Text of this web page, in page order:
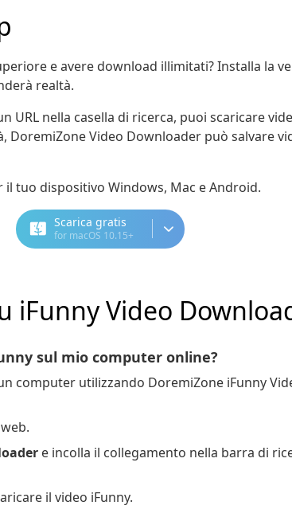
e avere download illimitati? Installa la
realtà.
URL nella casella di ricerca, puoi scaricare
DoremiZone Video Downloader può salvare
tuo dispositivo Windows, Mac e Android.
Scarica gratis
for macOS 10.15+
iFunny Video
sul mio computer online?
computer utilizzando DoremiZone iFunny
e incolla il collegamento nella barra di
il video iFunny.